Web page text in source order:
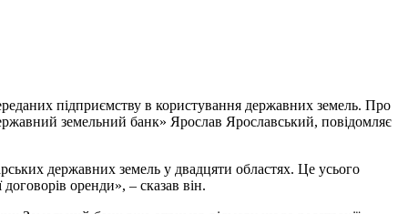
підприємству в користування державних земель. Про
земельний банк» Ярослав Ярославський, повідомляє
державних земель у двадцяти областях. Це усього
оренди», – сказав він.